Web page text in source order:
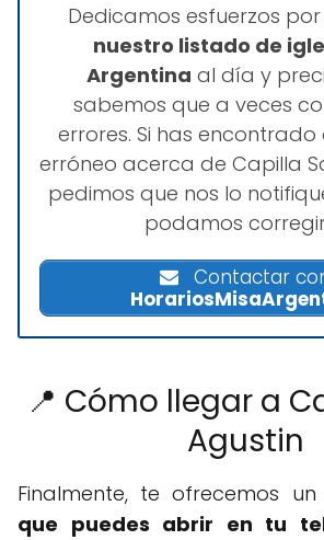
Dedicamos esfuerzos
nuestro listado de
Argentina al día y
sabemos que a veces
errores. Si has
erróneo acerca de Capilla
pedimos que nos lo
podamos
Contactar
📍 Cómo llegar a
Agustin
Finalmente, te ofrecemos un
que puedes abrir en tu